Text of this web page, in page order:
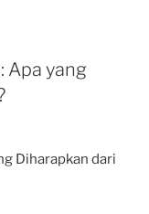
Apa yang
Diharapkan dari